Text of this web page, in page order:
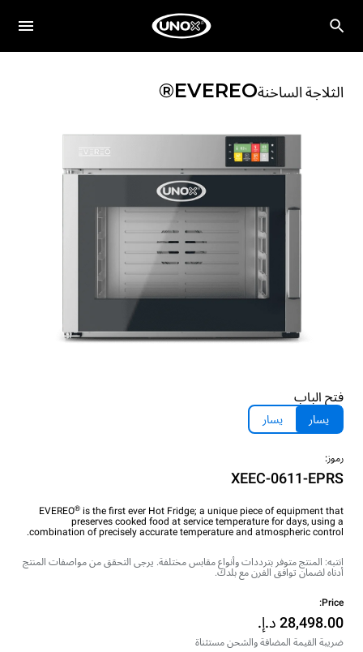
الثلاجة الساخنةEVEREO®
فتح الباب
يسار يسار
رموز:
XEEC-0611-EPRS
EVEREO® is the first ever Hot Fridge; a unique piece of equipment that
preserves cooked food at service temperature for days, using a
combination of precisely accurate temperature and atmospheric control.
انتبه: المنتج متوفر بترددات وأنواع مقابس مختلفة. يرجى التحقق من مواصفات المنتج
أدناه لضمان توافق الفرن مع بلدك.
Price:
ضريبة القيمة المضافة والشحن مستثناة